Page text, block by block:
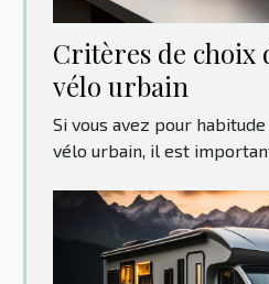
Critères de choix
vélo urbain
Si vous avez pour
vélo urbain, il est important